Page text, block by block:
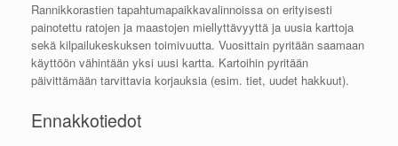
Rannikkorastien tapahtumapaikkavalinnoissa on erityisesti
painotettu ratojen ja maastojen miellyttävyyttä ja uusia karttoja
sekä kilpailukeskuksen toimivuutta. Vuosittain pyritään saamaan
käyttöön vähintään yksi uusi kartta. Kartoihin pyritään
päivittämään tarvittavia korjauksia (esim. tiet, uudet hakkuut).
Ennakkotiedot